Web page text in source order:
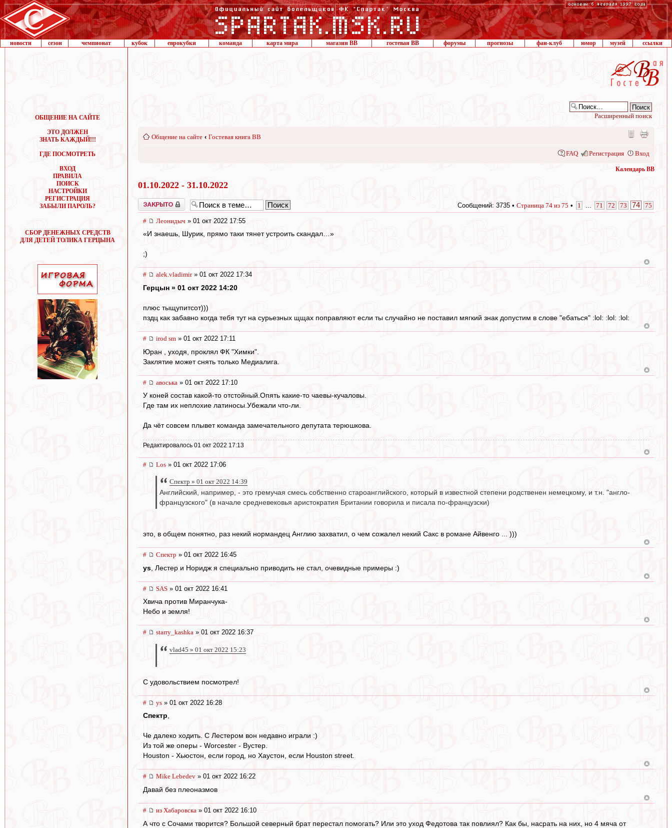
новости сезон чемпионат кубок еврокубки команда карта мира магазин ВВ гостевая ВВ форумы прогнозы фан-клуб юмор музей ссылки
ОБЩЕНИЕ НА САЙТЕ
ЭТО ДОЛЖЕН
ЗНАТЬ КАЖДЫЙ!!!
ГДЕ ПОСМОТРЕТЬ
ВХОД
ПРАВИЛА
ПОИСК
НАСТРОЙКИ
РЕГИСТРАЦИЯ
ЗАБЫЛИ ПАРОЛЬ?
СБОР ДЕНЕЖНЫХ СРЕДСТВ
ДЛЯ ДЕТЕЙ ТОЛИКА ГЕРЦЫНА
Расширенный поиск
Общение на сайте ‹ Гостевая книга ВВ
FAQ Регистрация Вход
Календарь ВВ
01.10.2022 - 31.10.2022
Закрыто Сообщений: 3735 • Страница 74 из 75 • 1 71 72 73 74 75
# Леонидыч » 01 окт 2022 17:55
«И знаешь, Шурик, прямо таки тянет устроить скандал…»
;)
# alek.vladimir» 01 окт 2022 17:34
Герцын » 01 окт 2022 14:20
плюс тыщупитсот)))
пздц как забавно когда тебя тут на сурьезных щщах поправляют если ты случайно не поставил мягкий знак допустим в слове "ебаться" :lol: :lol: :lol:
# irod sm » 01 окт 2022 17:11
Юран , уходя, проклял ФК "Химки".
Заклятие может снять только Медиалига.
# авоська » 01 окт 2022 17:10
У коней состав какой-то отстойный.Опять какие-то чаевы-кучаловы.
Где там их неплохие латиносы.Убежали что-ли.
Да чёт совсем плывет команда замечательного депутата терюшкова.
Редактировалось 01 окт 2022 17:13
# Los » 01 окт 2022 17:06
Спектр » 01 окт 2022 14:39
Английский, например, - это гремучая смесь собственно староанглийского, который в известной степени родственен немецкому, и т.н. "англо-
французского" (в начале средневековья аристократия Британии говорила и писала по-французски)
это, в общем понятно, раз некий нормандец Англию захватил, о чем сожалел некий Сакс в романе Айвенго ... )))
# Спектр » 01 окт 2022 16:45
ys , Лестер и Норидж я специально приводить не стал, очевидные примеры :)
# SAS » 01 окт 2022 16:41
Хвича против Миранчука-
Небо и земля!
# starry_kashka » 01 окт 2022 16:37
vlad45 » 01 окт 2022 15:23
С удовольствием посмотрел!
# ys » 01 окт 2022 16:28
Спектр,
Че далеко ходить. С Лестером вон недавно играли :)
Из той же оперы - Worcester - Вустер.
Houston - Хьюстон, если город, но Хаустон, если Houston street.
# Mike Lebedev » 01 окт 2022 16:22
Давай без плеоназмов
# из Хабаровска » 01 окт 2022 16:10
А что с Сочами творится? Большой северный брат перестал помогать? Или это уход Федотова так повлиял? Как бы, насрать на них, но 4 мяча от